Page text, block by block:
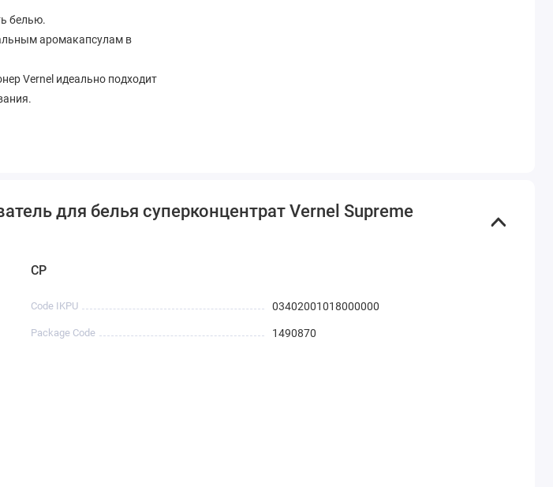
белью.
аромакапсулам в
Vernel идеально подходит
для белья суперконцентрат Vernel Supreme
CP
Code IKPU 03402001018000000
Package Code 1490870